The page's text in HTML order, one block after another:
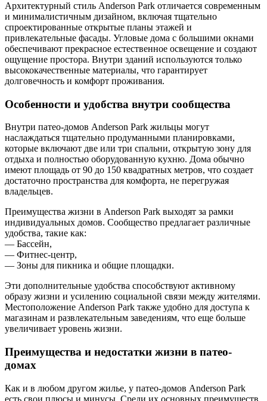
Архитектурный стиль Anderson Park отличается современным
и минималистичным дизайном, включая тщательно
спроектированные открытые планы этажей и
привлекательные фасады. Угловые дома с большими окнами
обеспечивают прекрасное естественное освещение и создают
ощущение простора. Внутри зданий используются только
высококачественные материалы, что гарантирует
долговечность и комфорт проживания.
Особенности и удобства внутри сообщества
Внутри патео-домов Anderson Park жильцы могут
наслаждаться тщательно продуманными планировками,
которые включают две или три спальни, открытую зону для
отдыха и полностью оборудованную кухню. Дома обычно
имеют площадь от 90 до 150 квадратных метров, что создает
достаточно пространства для комфорта, не перегружая
владельцев.
Преимущества жизни в Anderson Park выходят за рамки
индивидуальных домов. Сообщество предлагает различные
удобства, такие как:
— Бассейн,
— Фитнес-центр,
— Зоны для пикника и общие площадки.
Эти дополнительные удобства способствуют активному
образу жизни и усилению социальной связи между жителями.
Местоположение Anderson Park также удобно для доступа к
магазинам и развлекательным заведениям, что еще больше
увеличивает уровень жизни.
Преимущества и недостатки жизни в патео-
домах
Как и в любом другом жилье, у патео-домов Anderson Park
есть свои плюсы и минусы. Среди их основных преимуществ